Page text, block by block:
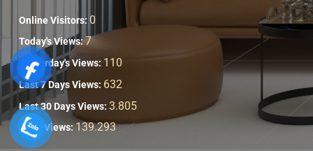
Online Visitors: 0
Today's Views:7
Yesterday's Views: 110
Last 7 Days Views: 632
Last 30 Days Views: 3.805
Total Views:139.293